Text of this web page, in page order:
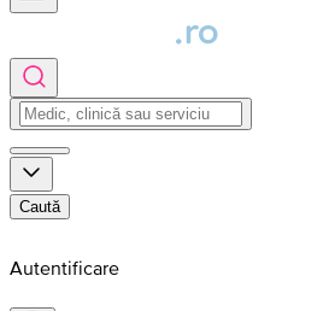
Caută
Autentificare